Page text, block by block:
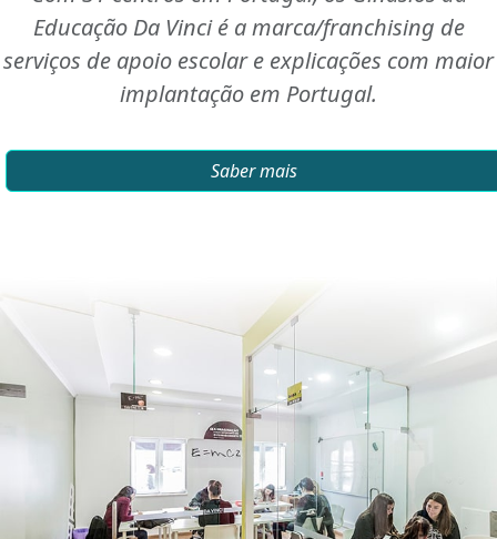
Educação Da Vinci é a marca/franchising de
serviços de apoio escolar e explicações com maior
implantação em Portugal.
Saber mais